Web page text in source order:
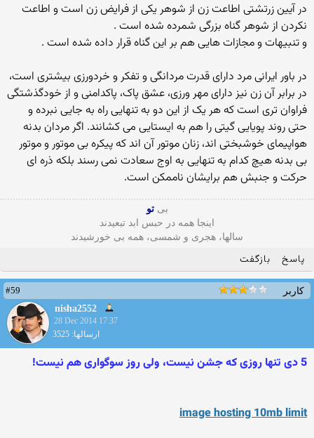
در آیین زرتشتی اطاعت زن از شوهر یکی از فرایض زن است و اطاعت
نکردن از شوهر گناه بزرگی شمرده شده است .
و تنبیهات و مجازات هایی هم بر این گناه قرار داده شده است .
در باور ایرانی مرد دارای قدرت مردانگی و تفکر و خردورزی بیشتری است،
در برابر آن زن نیز دارای مهر ورزی، عشق پاک، پاکدامنی و از خودگذشتگی
فراوان تری است که هر یک از این دو به تنهایی راه به جایی نبرده و
حتی روند پویایی گیتی را هم به ایستایی می کشانند. اگر مردان بدنه
هواپیمای خوشبختی اند، زنان موتور آن اند که پیکره بی موتور و موتور
بی بدنه هیچ کدام به تنهایی به اوج سعادت نمی رسند بلکه ذره ای
حرکت و جنبش هم برایشان ناممکن است.
بی تو
اینجا همه در حبس ابد تبعیدند
سالها، هجری و شمسی، همه بی خورشیدند
پاسخ بازگفت
کاربر
#59
nisha2552
28 Dec 2014 17:37
ارسالها: 3525
5 دی تنها روزی كه جشن نیست، ولی روز سوگواری هم نیست!
image hosting 10mb limit